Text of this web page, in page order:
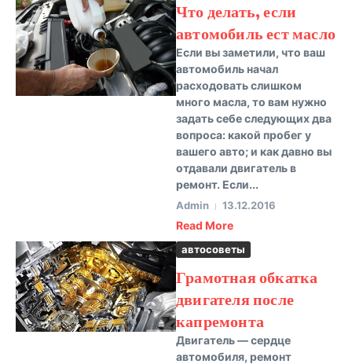
Что делать, если
автомобиль ест масло
Если вы заметили, что ваш
автомобиль начал
расходовать слишком
много масла, то вам нужно
задать себе следующих два
вопроса: какой пробег у
вашего авто; и как давно вы
отдавали двигатель в
ремонт. Если...
Admin 13.12.2016
Read More
автосоветы
Грамотная обкатка
двигателя после
капремонта
Двигатель — сердце
автомобиля, ремонт